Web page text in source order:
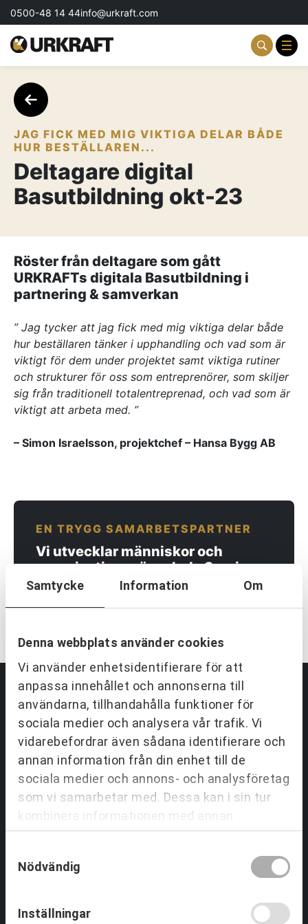
Samtycke Information Om
Denna webbplats använder cookies
Vi använder enhetsidentifierare för att
anpassa innehållet och annonserna till
användarna, tillhandahålla funktioner för
sociala medier och analysera vår trafik. Vi
vidarebefordrar även sådana identifierare och
annan information från din enhet till de
sociala medier och annons- och analysföretag
som vi samarbetar med. Dessa kan i sin tur
kombinera informationen med annan
information som du har tillhandahållit eller
som de har samlat in när du har använt deras
tjänster.
Nödvändig
Inställningar
0500-48 14 44info@urkraft.com
Partnering & Samverkan
Profil & Kommunikation
Kontakta oss
Om oss
Referenser
AKTUELLT
—
Inre hamnen etapp 2 – tillsammans bygger
vi framtidens Norrköping
— Erfarenhetsåterföring skapar mervärde i
allt mer komplexa?
— Partnering i praktiken – Växjös nya simhall
Drottninggatan 6
0500-48 14 44
info@urkraft.com
JAG FICK MED MIG VIKTIGA DELAR BÅDE
HUR BESTÄLLAREN...
Deltagare digital
Basutbildning okt-23
Röster från deltagare som gått
URKRAFTs digitala Basutbildning i
partnering & samverkan
” Jag tycker att jag fick med mig viktiga delar både
hur beställaren tänker i upphandling och vad som är
viktigt för dem under projektet samt viktiga rutiner
och strukturer för oss som entreprenörer, som skiljer
sig från traditionell totalentreprenad, och vad som är
viktigt att arbeta med. ”
– Simon Israelsson, projektchef – Hansa Bygg AB
EN TRYGG SAMARBETSPARTNER
Vi utvecklar människor och
organisationer över hela Sverige.
KONTAKTA OSS
Partnering & Samverkan
Utbildningar Partnering
Tjänster inom Partnering
Om Partnering & Samverkan
Referenser
Utbildningar Ledarskap
Om Team & Ledarskap